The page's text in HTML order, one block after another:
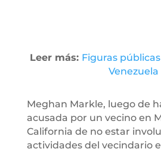
Leer más: Figuras
Venezuela
Meghan Markle, luego de
acusada por un vecino en
California de no estar
actividades del vecindario